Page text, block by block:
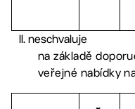
neschvaluje
na základě
veřejné nabídky